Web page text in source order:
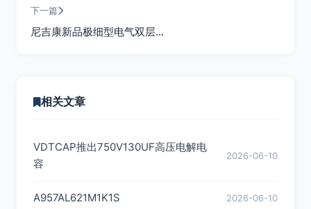
下一篇
尼吉康新品极细型电气双层…
相关文章
VDTCAP推出750V130UF高压电解电
容
2026-06-10
A957AL621M1K1S 2026-06-10